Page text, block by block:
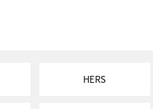
HERS